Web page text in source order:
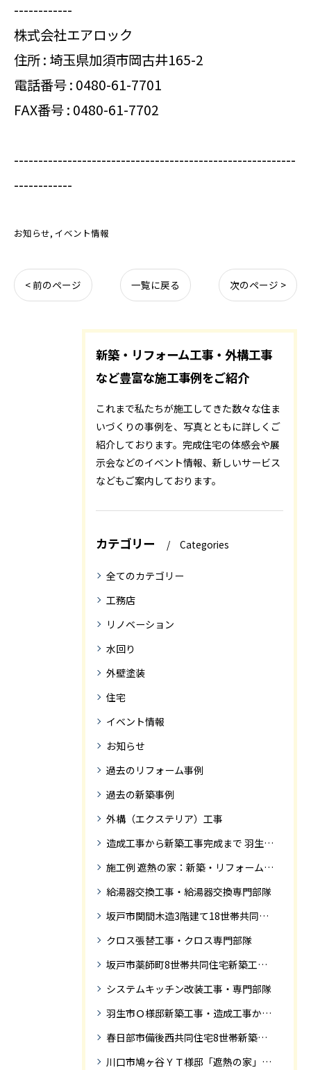
------------
株式会社エアロック
住所 : 埼玉県加須市岡古井165-2
電話番号 : 0480-61-7701
FAX番号 : 0480-61-7702
----------------------------------------------------------
------------
お知らせ イベント情報
< 前のページ 一覧に戻る 次のページ >
新築・リフォーム工事・外構工事
など豊富な施工事例をご紹介
これまで私たちが施工してきた数々な住ま
いづくりの事例を、写真とともに詳しくご
紹介しております。完成住宅の体感会や展
示会などのイベント情報、新しいサービス
などもご案内しております。
カテゴリー Categories
全てのカテゴリー
工務店
リノベーション
水回り
外壁塗装
住宅
イベント情報
お知らせ
過去のリフォーム事例
過去の新築事例
外構（エクステリア）工事
造成工事から新築工事完成まで 羽生市Ｓ様邸新築工事・
施工例 遮熱の家：新築・リフォーム ドローンにて空撮
給湯器交換工事・給湯器交換専門部隊
坂戸市関間木造3階建て18世帯共同住宅の完成迄紹介
クロス張替工事・クロス専門部隊
坂戸市薬師町8世帯共同住宅新築工事完成迄の紹介です
システムキッチン改装工事・専門部隊
羽生市Ｏ様邸新築工事・造成工事から住宅完成までの紹介
春日部市備後西共同住宅8世帯新築工事完成迄の紹介です。
川口市鳩ヶ谷ＹＴ様邸「遮熱の家」工事状況